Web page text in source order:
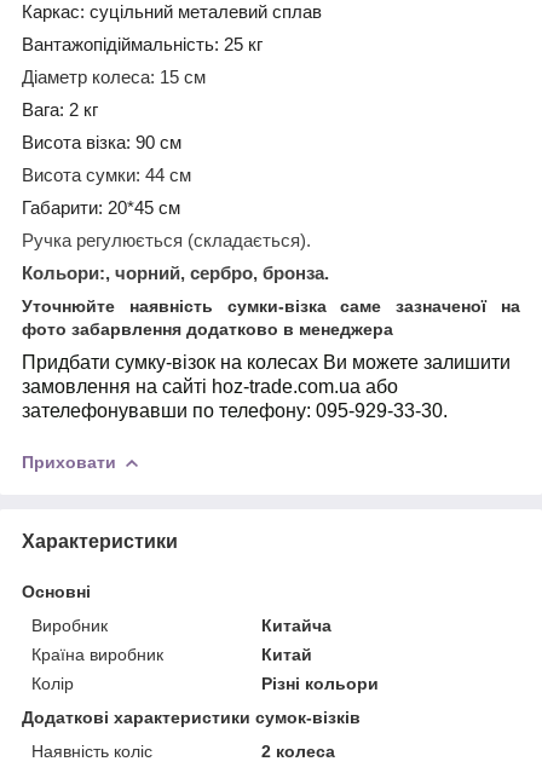
Каркас: суцільний металевий сплав
Вантажопідіймальність: 25 кг
Діаметр колеса: 15 см
Вага: 2 кг
Висота візка: 90 см
Висота сумки: 44 см
Габарити: 20*45 см
Ручка регулюється (складається).
Кольори:, чорний, сербро, бронза.
Уточнюйте наявність сумки-візка саме зазначеної на
фото забарвлення додатково в менеджера
Придбати сумку-візок на колесах Ви можете залишити
замовлення на сайті hoz-trade.com.ua або
зателефонувавши по телефону: 095-929-33-30.
Приховати
Характеристики
Основні
Виробник
Китайча
Країна виробник
Китай
Колір
Різні кольори
Додаткові характеристики сумок-візків
Наявність коліс
2 колеса